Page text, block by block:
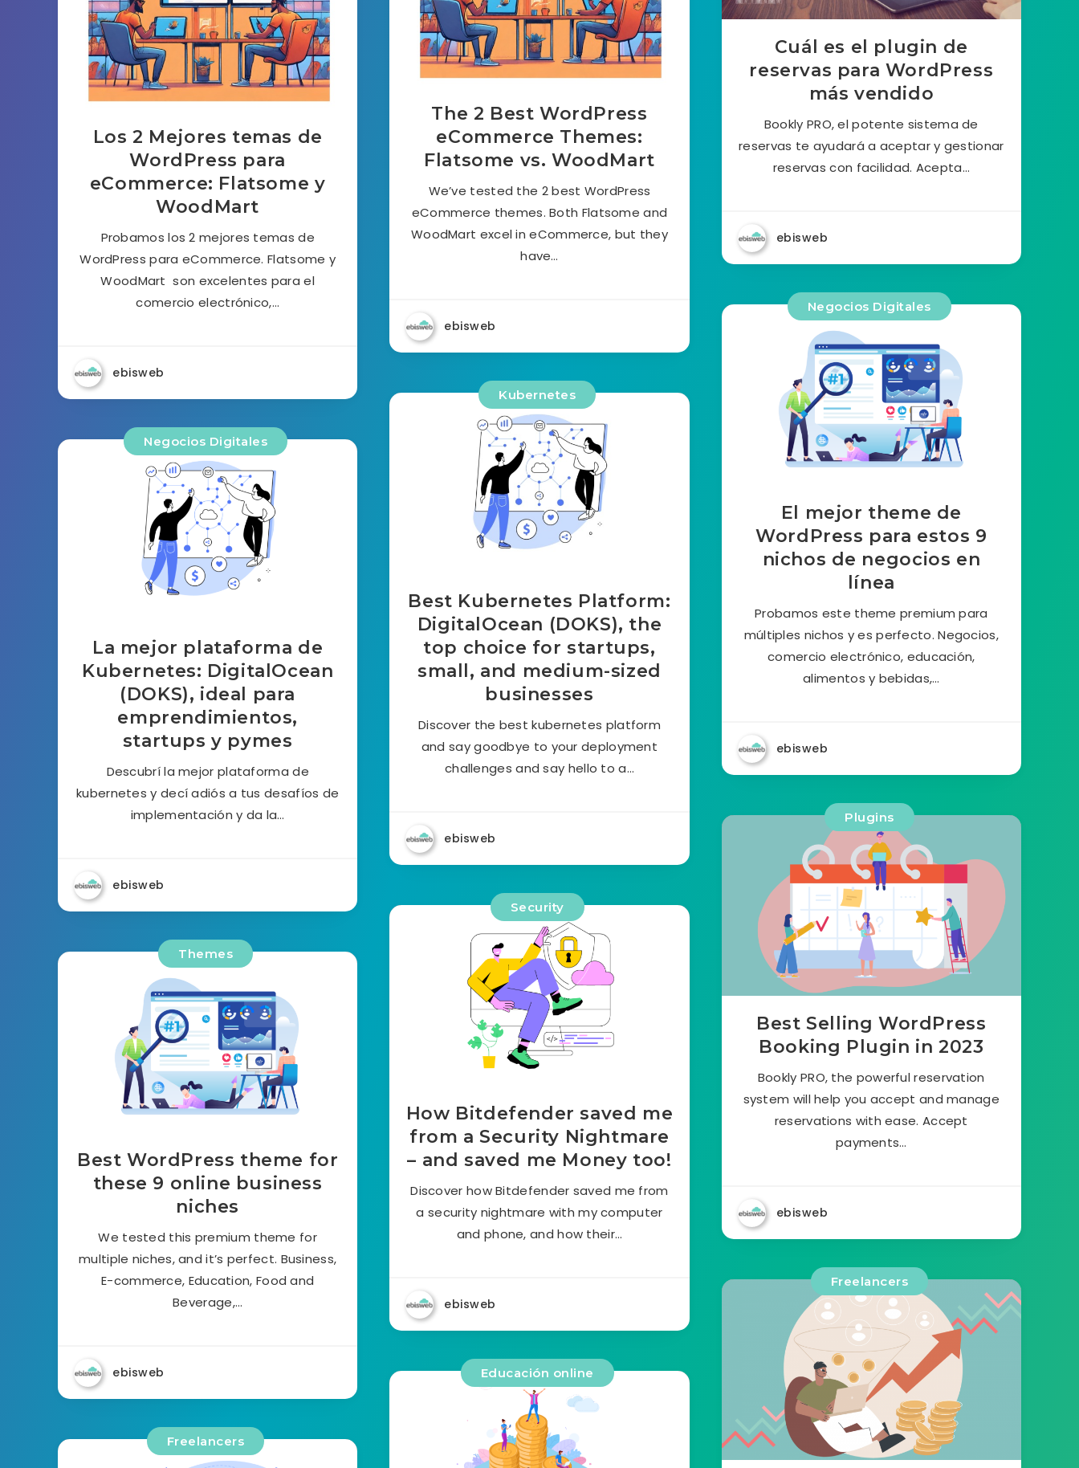
Los 2 Mejores temas de
WordPress para
eCommerce: Flatsome y
WoodMart
Probamos los 2 mejores temas de
WordPress para eCommerce. Flatsome y
WoodMart son excelentes para el
comercio electrónico,…
ebisweb
The 2 Best WordPress
eCommerce Themes:
Flatsome vs. WoodMart
We’ve tested the 2 best WordPress
eCommerce themes. Both Flatsome and
WoodMart excel in eCommerce, but they
have…
ebisweb
Cuál es el plugin de
reservas para WordPress
más vendido
Bookly PRO, el potente sistema de
reservas te ayudará a aceptar y gestionar
reservas con facilidad. Acepta…
ebisweb
Negocios Digitales
La mejor plataforma de
Kubernetes: DigitalOcean
(DOKS), ideal para
emprendimientos,
startups y pymes
Descubrí la mejor plataforma de
kubernetes y decí adiós a tus desafíos de
implementación y da la…
ebisweb
Kubernetes
Best Kubernetes Platform:
DigitalOcean (DOKS), the
top choice for startups,
small, and medium-sized
businesses
Discover the best kubernetes platform
and say goodbye to your deployment
challenges and say hello to a…
ebisweb
Negocios Digitales
El mejor theme de
WordPress para estos 9
nichos de negocios en
línea
Probamos este theme premium para
múltiples nichos y es perfecto. Negocios,
comercio electrónico, educación,
alimentos y bebidas,…
ebisweb
Themes
Best WordPress theme for
these 9 online business
niches
We tested this premium theme for
multiple niches, and it’s perfect. Business,
E-commerce, Education, Food and
Beverage,…
ebisweb
Security
How Bitdefender saved me
from a Security Nightmare
– and saved me Money too!
Discover how Bitdefender saved me from
a security nightmare with my computer
and phone, and how their…
ebisweb
Plugins
Best Selling WordPress
Booking Plugin in 2023
Bookly PRO, the powerful reservation
system will help you accept and manage
reservations with ease. Accept
payments…
ebisweb
Freelancers
Educación online
Freelancers